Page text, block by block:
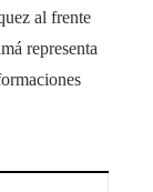
al frente
representa